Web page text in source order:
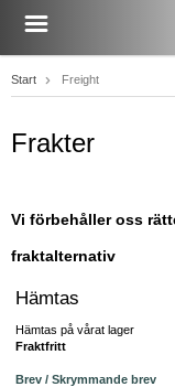
Start Freight
Frakter
Vi förbehåller oss
fraktalternativ
Hämtas
Hämtas på vårat lager
Fraktfritt
Brev / Skrymmande brev